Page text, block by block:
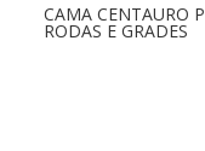
CAMA CENTAURO
RODAS E GRADES